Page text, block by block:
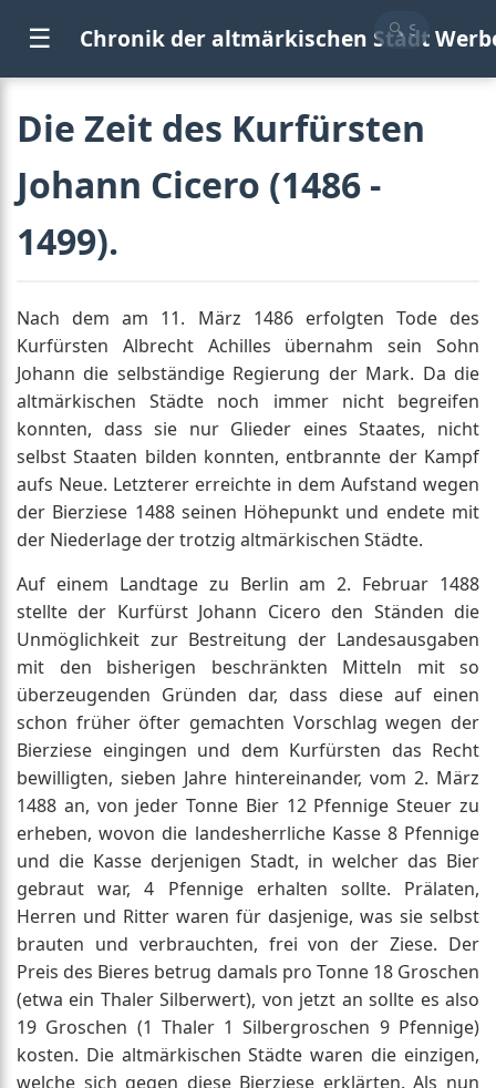
☰ Chronik der altmärkischen Stadt
Die Zeit des Kurfürsten
Johann Cicero (1486 -
1499).
Nach dem am 11. März 1486 erfolgten Tode des
Kurfürsten Albrecht Achilles übernahm sein Sohn
Johann die selbständige Regierung der Mark. Da die
altmärkischen Städte noch immer nicht begreifen
konnten, dass sie nur Glieder eines Staates, nicht
selbst Staaten bilden konnten, entbrannte der Kampf
aufs Neue. Letzterer erreichte in dem Aufstand wegen
der Bierziese 1488 seinen Höhepunkt und endete mit
der Niederlage der trotzig altmärkischen Städte.
Auf einem Landtage zu Berlin am 2. Februar 1488
stellte der Kurfürst Johann Cicero den Ständen die
Unmöglichkeit zur Bestreitung der Landesausgaben
mit den bisherigen beschränkten Mitteln mit so
überzeugenden Gründen dar, dass diese auf einen
schon früher öfter gemachten Vorschlag wegen der
Bierziese eingingen und dem Kurfürsten das Recht
bewilligten, sieben Jahre hintereinander, vom 2. März
1488 an, von jeder Tonne Bier 12 Pfennige Steuer zu
erheben, wovon die landesherrliche Kasse 8 Pfennige
und die Kasse derjenigen Stadt, in welcher das Bier
gebraut war, 4 Pfennige erhalten sollte. Prälaten,
Herren und Ritter waren für dasjenige, was sie selbst
brauten und verbrauchten, frei von der Ziese. Der
Preis des Bieres betrug damals pro Tonne 18 Groschen
(etwa ein Thaler Silberwert), von jetzt an sollte es also
19 Groschen (1 Thaler 1 Silbergroschen 9 Pfennige)
kosten. Die altmärkischen Städte waren die einzigen,
welche sich gegen diese Bierziese erklärten. Als nun